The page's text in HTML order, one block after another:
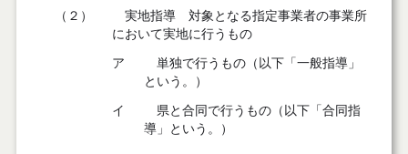
（２）
実地指導 対象となる指定事業者の事業所
において実地に行うもの
ア
単独で行うもの（以下「一般指導」
という。）
イ
県と合同で行うもの（以下「合同指
導」という。）